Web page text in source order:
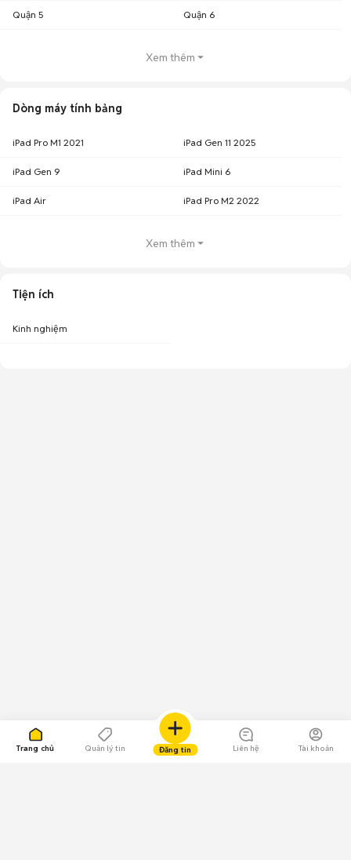
Trang chủ Quản lý tin Đăng tin Liên hệ Tài khoản
Quận 5 Quận 6
Xem thêm
Dòng máy tính bảng
iPad Pro M1 2021 iPad Gen 11 2025
iPad Gen 9 iPad Mini 6
iPad Air iPad Pro M2 2022
Xem thêm
Tiện ích
Kinh nghiệm